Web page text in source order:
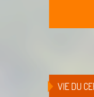
VIE DU